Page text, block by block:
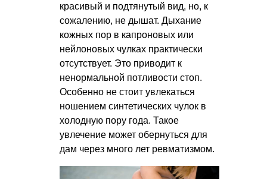
красивый и подтянутый вид, но, к
сожалению, не дышат. Дыхание
кожных пор в капроновых или
нейлоновых чулках практически
отсутствует. Это приводит к
ненормальной потливости стоп.
Особенно не стоит увлекаться
ношением синтетических чулок в
холодную пору года. Такое
увлечение может обернуться для
дам через много лет ревматизмом.